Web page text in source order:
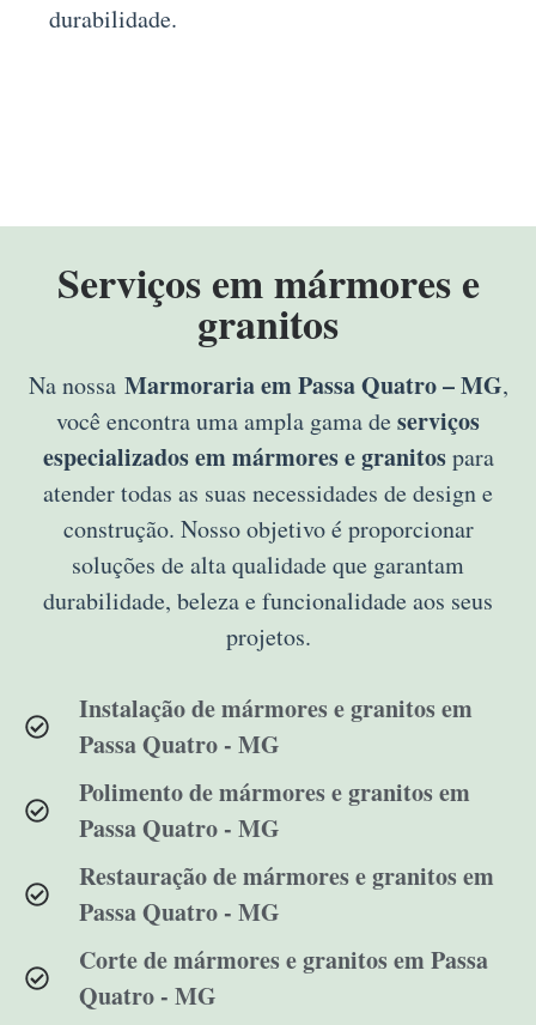
durabilidade.
Serviços em mármores e
granitos
Na nossa Marmoraria em Passa Quatro – MG,
você encontra uma ampla gama de serviços
especializados em mármores e granitospara
atender todas as suas necessidades de design e
construção. Nosso objetivo é proporcionar
soluções de alta qualidade que garantam
durabilidade, beleza e funcionalidade aos seus
projetos.
Instalação de mármores e granitos em
Passa Quatro - MG
Polimento de mármores e granitos em
Passa Quatro - MG
Restauração de mármores e granitos em
Passa Quatro - MG
Corte de mármores e granitos em Passa
Quatro - MG